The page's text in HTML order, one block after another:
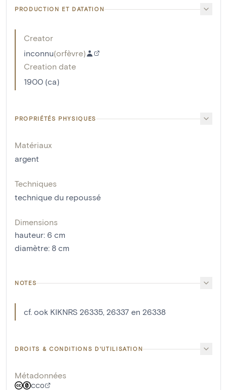
PRODUCTION ET DATATION
Creator
inconnu(orfèvre)
Creation date
1900 (ca)
PROPRIÉTÉS PHYSIQUES
Matériaux
argent
Techniques
technique du repoussé
Dimensions
hauteur: 6 cm
diamètre: 8 cm
NOTES
cf. ook KIKNRS 26335, 26337 en 26338
DROITS & CONDITIONS D'UTILISATION
Métadonnées
CC0